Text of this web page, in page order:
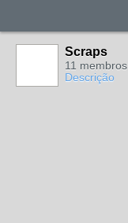
Scraps
11 membros
Descrição